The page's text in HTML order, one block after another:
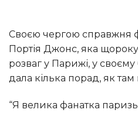
Своєю чергою справжня фанатка “Діснейленду”
Портія Джонс, яка
розваг у Парижі, у
дала кілька порад, як
“Я велика фанатка паризького “Діснейленду” і